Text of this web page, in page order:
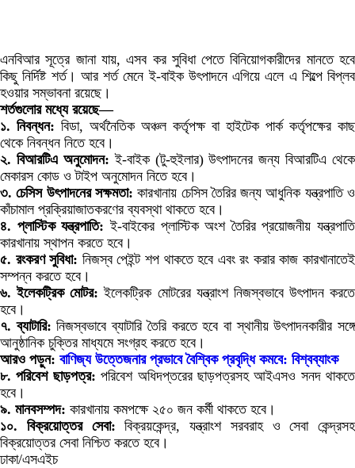
এনবিআর সূত্রে জানা যায়, এসব কর সুবিধা পেতে বিনিয়োগকারীদের মানতে হবে
কিছু নির্দিষ্ট শর্ত। আর শর্ত মেনে ই-বাইক উৎপাদনে এগিয়ে এলে এ শিল্পে বিপ্লব
হওয়ার সম্ভাবনা রয়েছে।
শর্তগুলোর মধ্যে রয়েছে—
১. নিবন্ধন: বিডা, অর্থনৈতিক অঞ্চল কর্তৃপক্ষ বা হাইটেক পার্ক কর্তৃপক্ষের কাছ
থেকে নিবন্ধন নিতে হবে।
২. বিআরটিএ অনুমোদন: ই-বাইক (টু-হুইলার) উৎপাদনের জন্য বিআরটিএ থেকে
মেকারস কোড ও টাইপ অনুমোদন নিতে হবে।
৩. চেসিস উৎপাদনের সক্ষমতা: কারখানায় চেসিস তৈরির জন্য আধুনিক যন্ত্রপাতি ও
কাঁচামাল প্রক্রিয়াজাতকরণের ব্যবস্থা থাকতে হবে।
৪. প্লাস্টিক যন্ত্রপাতি: ই-বাইকের প্লাস্টিক অংশ তৈরির প্রয়োজনীয় যন্ত্রপাতি
কারখানায় স্থাপন করতে হবে।
৫. রংকরণ সুবিধা: নিজস্ব পেইন্ট শপ থাকতে হবে এবং রং করার কাজ কারখানাতেই
সম্পন্ন করতে হবে।
৬. ইলেকট্রিক মোটর: ইলেকট্রিক মোটরের যন্ত্রাংশ নিজস্বভাবে উৎপাদন করতে
হবে।
৭. ব্যাটারি: নিজস্বভাবে ব্যাটারি তৈরি করতে হবে বা স্থানীয় উৎপাদনকারীর সঙ্গে
আনুষ্ঠানিক চুক্তির মাধ্যমে সংগ্রহ করতে হবে।
আরও পড়ুন: বাণিজ্য উত্তেজনার প্রভাবে বৈশ্বিক প্রবৃদ্ধি কমবে: বিশ্বব্যাংক
৮. পরিবেশ ছাড়পত্র: পরিবেশ অধিদপ্তরের ছাড়পত্রসহ আইএসও সনদ থাকতে
হবে।
৯. মানবসম্পদ: কারখানায় কমপক্ষে ২৫০ জন কর্মী থাকতে হবে।
১০. বিক্রয়োত্তর সেবা: বিক্রয়কেন্দ্র, যন্ত্রাংশ সরবরাহ ও সেবা কেন্দ্রসহ
বিক্রয়োত্তর সেবা নিশ্চিত করতে হবে।
ঢাকা/এসএইচ